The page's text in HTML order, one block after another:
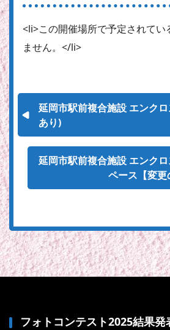
<li>この開催場所で予定されてい
ません。</li>
延岡市駅前複合施設 エンク
あり)
延岡市駅前複合施設 エン
ペース【変更
フォトコンテスト2025結果発